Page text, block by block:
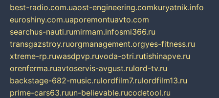
best-radio.com.uaost-engineering.comkuryatnik.info
euroshiny.com.uaporemontuavto.com
searchus-nauti.rumirmam.infosmi366.ru
transgazstroy.ruorgmanagement.orgyes-fitness.ru
xtreme-rp.ruwasdpvp.ruvoda-otri.rutishinapve.ru
orenferma.ruavtoservis-avgust.rulord-tv.ru
backstage-682-music.rulordfilm7.rulordfilm13.ru
prime-cars63.ruun-believable.rucodetool.ru